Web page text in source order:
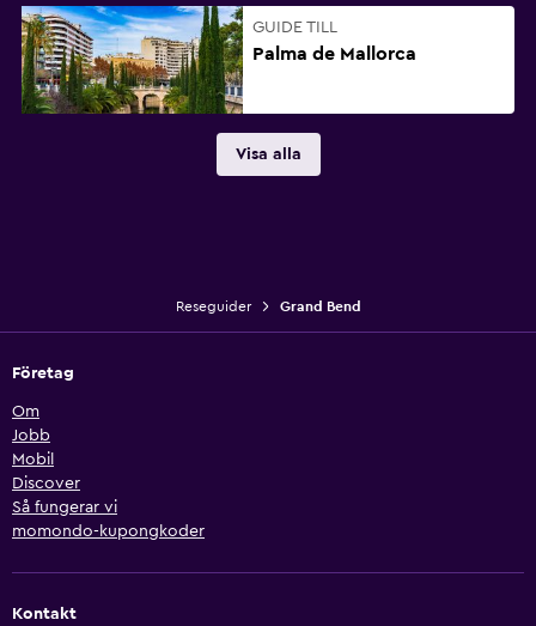
GUIDE TILL
Palma de Mallorca
Visa alla
Reseguider Grand Bend
Företag
Om
Jobb
Mobil
Discover
Så fungerar vi
momondo-kupongkoder
Kontakt